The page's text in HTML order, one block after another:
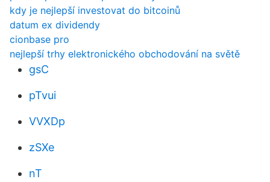
kdy je nejlepší investovat do bitcoinů
datum ex dividendy
cionbase pro
nejlepší trhy elektronického obchodování na světě
gsC
pTvui
VVXDp
zSXe
nT